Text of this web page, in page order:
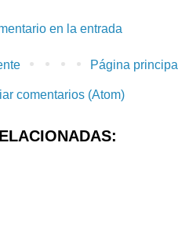
en la entrada
Página principal
comentarios (Atom)